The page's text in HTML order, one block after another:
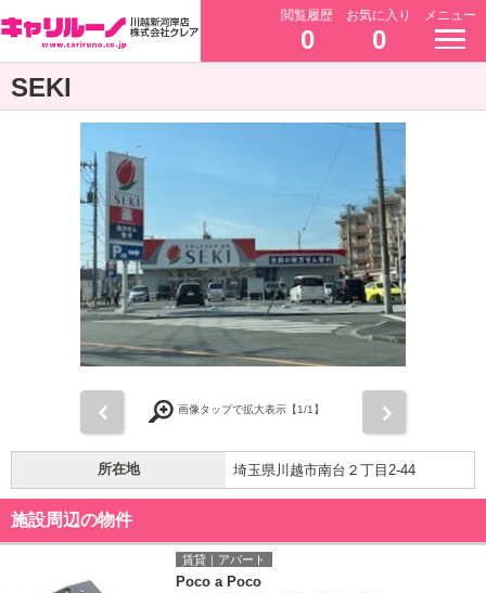
閲覧履歴
0
お気に入り
0
メニュー
SEKI
画像タップで拡大表示【1/1】
所在地 埼玉県川越市南台２丁目2-44
施設周辺の物件
賃貸｜アパート
Poco a Poco